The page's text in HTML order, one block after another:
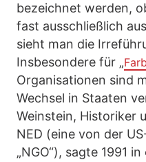
bezeichnet werden,
fast ausschließlich
sieht man die
Insbesondere für „
Organisationen sind
Wechsel in Staaten
Weinstein, Historiker
NED (eine von der
„NGO“), sagte 1991 in